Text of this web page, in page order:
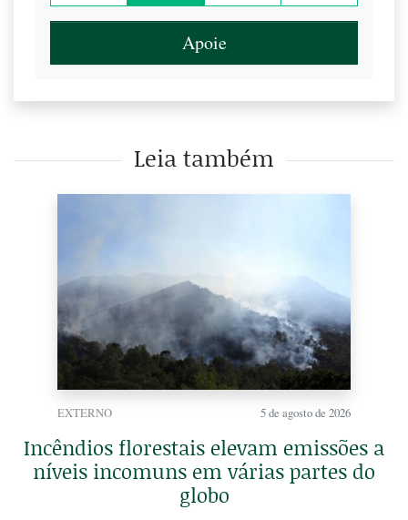
Apoie
Leia também
EXTERNO 5 de agosto de 2026
Incêndios florestais elevam emissões a
níveis incomuns em várias partes do
globo